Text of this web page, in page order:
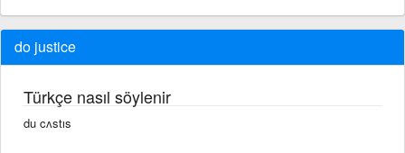
do justice
Türkçe nasıl söylenir
du cʌstıs